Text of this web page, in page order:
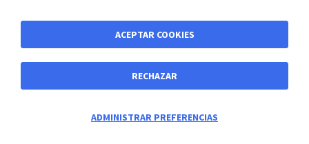
www.bibus.es
Política de privacidad
ACEPTAR COOKIES
RECHAZAR
ADMINISTRAR PREFERENCIAS